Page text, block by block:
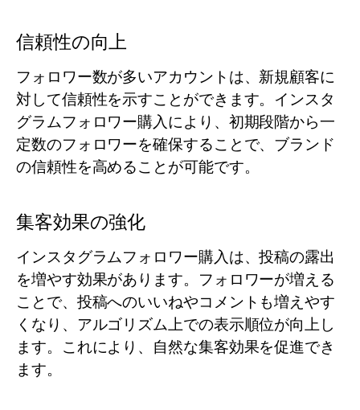
信頼性の向上
フォロワー数が多いアカウントは、新規顧客に
対して信頼性を示すことができます。インスタ
グラムフォロワー購入により、初期段階から一
定数のフォロワーを確保することで、ブランド
の信頼性を高めることが可能です。
集客効果の強化
インスタグラムフォロワー購入は、投稿の露出
を増やす効果があります。フォロワーが増える
ことで、投稿へのいいねやコメントも増えやす
くなり、アルゴリズム上での表示順位が向上し
ます。これにより、自然な集客効果を促進でき
ます。